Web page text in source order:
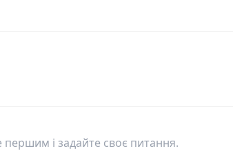
і задайте своє питання.